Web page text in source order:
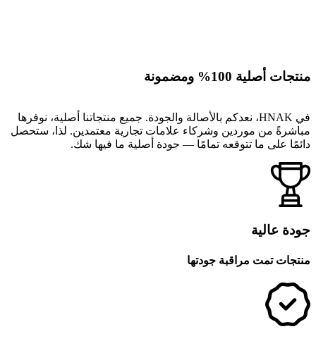
منتجات أصلية 100% ومضمونة
في HNAK، نعدكم بالأصالة والجودة. جميع منتجاتنا أصلية، نوفرها
مباشرةً من موردين وشركاء علامات تجارية معتمدين. لذا، ستحصل
دائمًا على ما تتوقعه تمامًا — جودة أصلية ما فيها شك.
جودة عالية
منتجات تمت مراقبة جودتها